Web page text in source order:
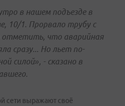
в нашем подъезде в
10/1. Прорвало трубу с
отметить, что аварийная
сразу... Но льет по-
силой», - сказано в
сети выражают своё